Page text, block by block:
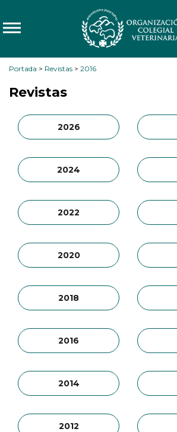
Portada > Revistas > 2016
Revistas
2026
2024
2022
2020
2018
2016
2014
2012